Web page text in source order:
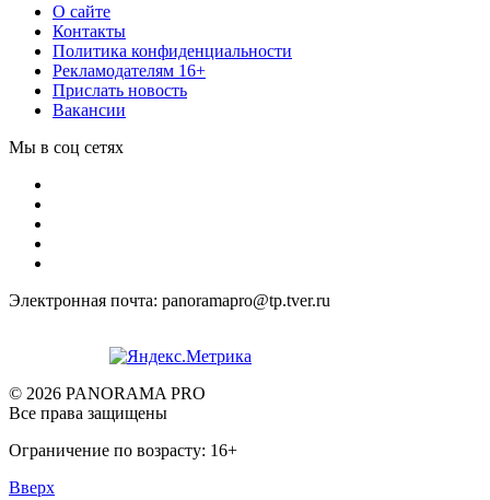
О сайте
Контакты
Политика конфиденциальности
Рекламодателям 16+
Прислать новость
Вакансии
Мы в соц сетях
Электронная почта: panoramapro@tp.tver.ru
© 2026 PANORAMA PRO
Все права защищены
Ограничение по возрасту: 16+
Вверх